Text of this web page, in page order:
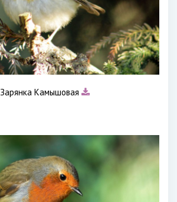
Зарянка Камышовая